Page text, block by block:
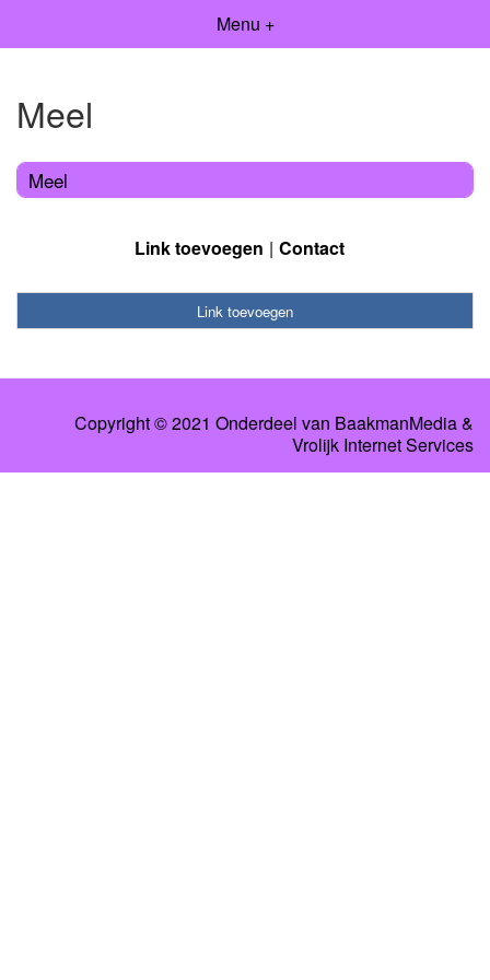
Menu +
Meel
Meel
Link toevoegen Contact
Link toevoegen
Copyright © 2021 Onderdeel van BaakmanMedia&
Vrolijk Internet Services